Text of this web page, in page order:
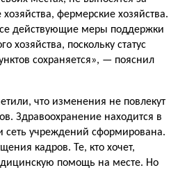
фермерские хозяйства.
действующие меры поддержки
хозяйства, поскольку статус
сохраняется», — пояснил
что изменения не повлекут
Здравоохранение находится в
сеть учреждений сформирована.
кадров. Те, кто хочет,
помощь на месте. Но